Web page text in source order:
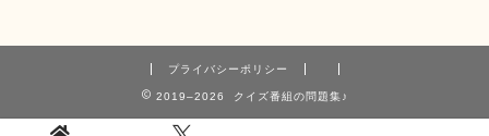
プライバシーポリシー
2019–2026 クイズ番組の問題集♪